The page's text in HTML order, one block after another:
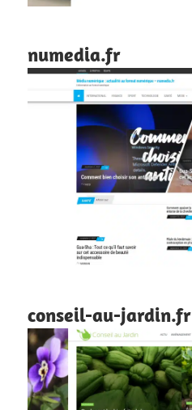
numedia.fr
conseil-au-jardin.fr